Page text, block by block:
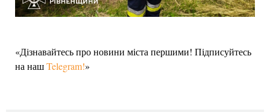
«Дізнавайтесь про новини міста першими! Підписуйтесь
на нашTelegram!»